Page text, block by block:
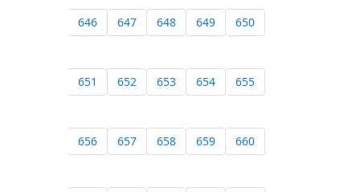
646 647 648 649 650
651 652 653 654 655
656 657 658 659 660